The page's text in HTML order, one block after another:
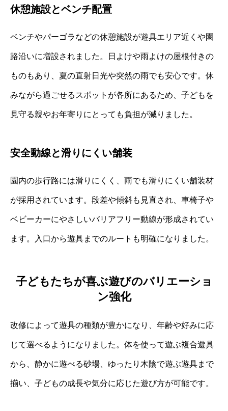
休憩施設とベンチ配置
ベンチやパーゴラなどの休憩施設が遊具エリア近くや園
路沿いに増設されました。日よけや雨よけの屋根付きの
ものもあり、夏の直射日光や突然の雨でも安心です。休
みながら過ごせるスポットが各所にあるため、子どもを
見守る親やお年寄りにとっても負担が減りました。
安全動線と滑りにくい舗装
園内の歩行路には滑りにくく、雨でも滑りにくい舗装材
が採用されています。段差や傾斜も見直され、車椅子や
ベビーカーにやさしいバリアフリー動線が形成されてい
ます。入口から遊具までのルートも明確になりました。
子どもたちが喜ぶ遊びのバリエーショ
ン強化
改修によって遊具の種類が豊かになり、年齢や好みに応
じて選べるようになりました。体を使って遊ぶ複合遊具
から、静かに遊べる砂場、ゆったり木陰で遊ぶ遊具まで
揃い、子どもの成長や気分に応じた遊び方が可能です。